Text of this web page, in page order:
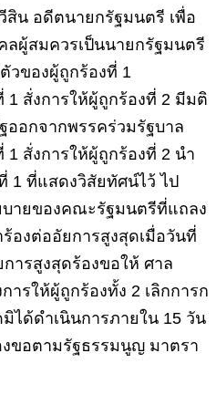
สิน อดีตนายกรัฐมนตรี เพื่อ
ลผู้สมควรเป็นนายกรัฐมนตรี
วของผู้ถูกร้องที่ 1
1 สั่งการให้ผู้ถูกร้องที่ 2 มีมติ
ออกจากพรรคร่วมรัฐบาล
1 สั่งการให้ผู้ถูกร้องที่ 2 นำ
1 ที่แสดงวิสัยทัศน์ไว้ ไป
บายของคณะรัฐมนตรีที่แถลง
องต่ออัยการสูงสุดเมื่อวันที่
ารสูงสุดร้องขอให้ ศาล
ารให้ผู้ถูกร้องทั้ง 2 เลิกการก
ได้ดำเนินการภายใน 15 วัน
ขอตามรัฐธรรมนูญ มาตรา